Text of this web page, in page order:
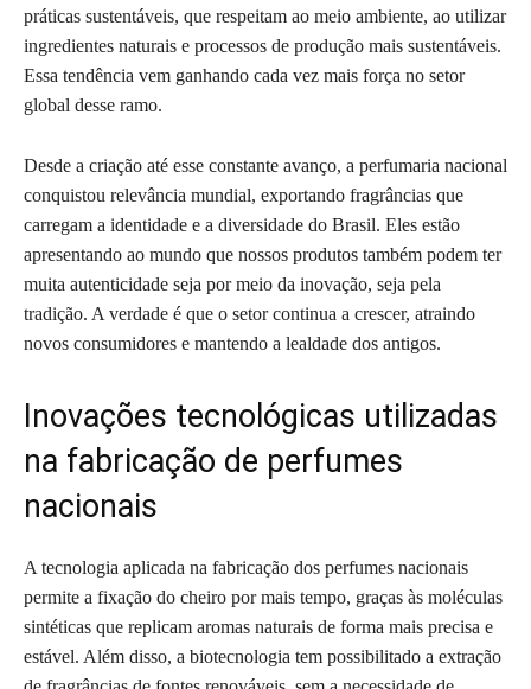
práticas sustentáveis, que respeitam ao meio ambiente, ao utilizar
ingredientes naturais e processos de produção mais sustentáveis.
Essa tendência vem ganhando cada vez mais força no setor
global desse ramo.
Desde a criação até esse constante avanço, a perfumaria nacional
conquistou relevância mundial, exportando fragrâncias que
carregam a identidade e a diversidade do Brasil. Eles estão
apresentando ao mundo que nossos produtos também podem ter
muita autenticidade seja por meio da inovação, seja pela
tradição. A verdade é que o setor continua a crescer, atraindo
novos consumidores e mantendo a lealdade dos antigos.
Inovações tecnológicas utilizadas
na fabricação de perfumes
nacionais
A tecnologia aplicada na fabricação dos perfumes nacionais
permite a fixação do cheiro por mais tempo, graças às moléculas
sintéticas que replicam aromas naturais de forma mais precisa e
estável. Além disso, a biotecnologia tem possibilitado a extração